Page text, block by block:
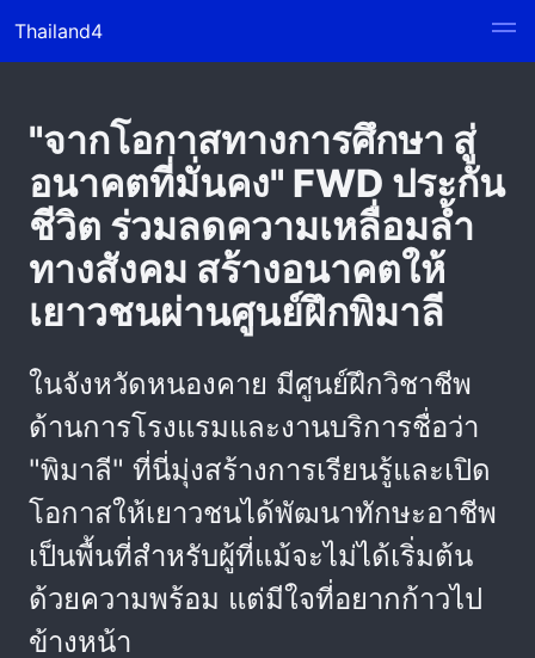
Thailand4
"จากโอกาสทางการศึกษา สู่
อนาคตที่มั่นคง" FWD ประกัน
ชีวิต ร่วมลดความเหลื่อมล้ำ
ทางสังคม สร้างอนาคตให้
เยาวชนผ่านศูนย์ฝึกพิมาลี
ในจังหวัดหนองคาย มีศูนย์ฝึกวิชาชีพ
ด้านการโรงแรมและงานบริการชื่อว่า
"พิมาลี" ที่นี่มุ่งสร้างการเรียนรู้และเปิด
โอกาสให้เยาวชนได้พัฒนาทักษะอาชีพ
เป็นพื้นที่สำหรับผู้ที่แม้จะไม่ได้เริ่มต้น
ด้วยความพร้อม แต่มีใจที่อยากก้าวไป
ข้างหน้า